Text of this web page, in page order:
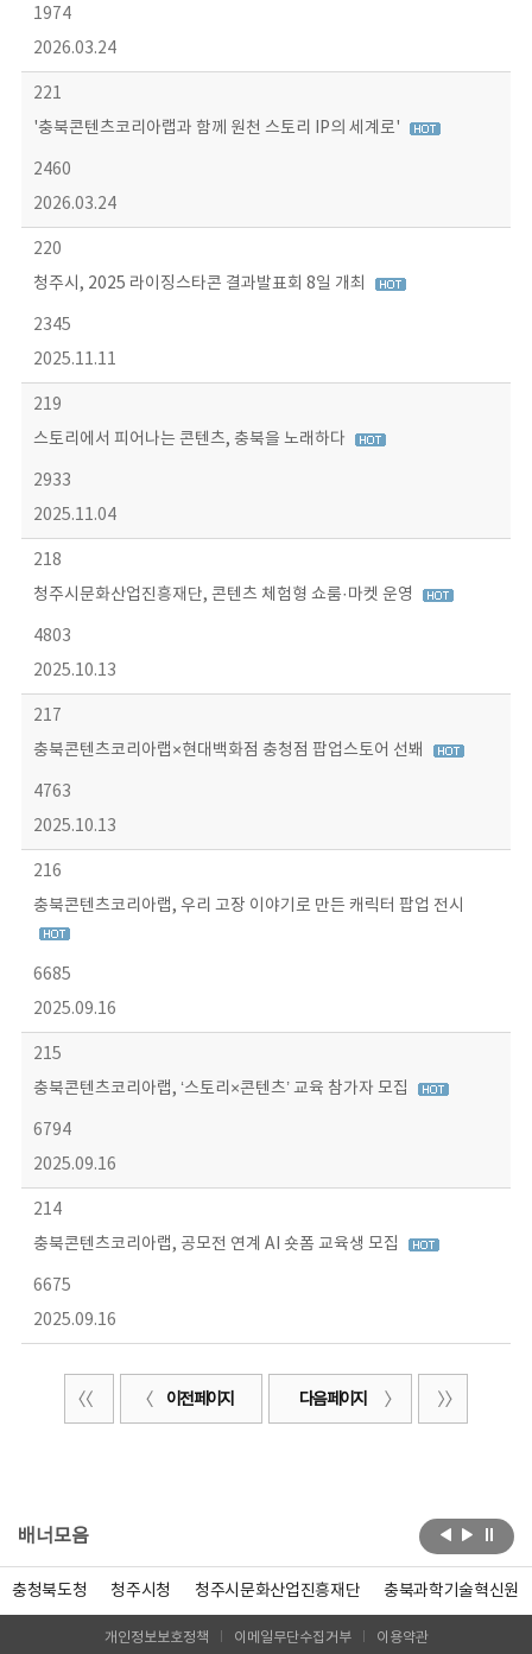
1974
2026.03.24
221
'충북콘텐츠코리아랩과 함께 원천 스토리 IP의 세계로'
2460
2026.03.24
220
청주시, 2025 라이징스타콘 결과발표회 8일 개최
2345
2025.11.11
219
스토리에서 피어나는 콘텐츠, 충북을 노래하다
2933
2025.11.04
218
청주시문화산업진흥재단, 콘텐츠 체험형 쇼룸·마켓 운영
4803
2025.10.13
217
충북콘텐츠코리아랩×현대백화점 충청점 팝업스토어 선봬
4763
2025.10.13
216
충북콘텐츠코리아랩, 우리 고장 이야기로 만든 캐릭터 팝업 전시
6685
2025.09.16
215
충북콘텐츠코리아랩, ‘스토리×콘텐츠’ 교육 참가자 모집
6794
2025.09.16
214
충북콘텐츠코리아랩, 공모전 연계 AI 숏폼 교육생 모집
6675
2025.09.16
이전 페이지 다음 페이지
배너모음
충청북도청 청주시청 청주시문화산업진흥재단 충북과학기술혁신원
개인정보보호정책 이메일무단수집거부 이용약관